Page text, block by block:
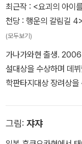
사게 된다.
베니코는 똑같이 생긴
한 낌새를 느낀다. 한 손
심이 커져 간다. 과연
가?
최근작 : <요괴의 아이
천당 : 행운의 갈림길
(모두보기)
가나가와현 출생. 2006
설대상을 수상하며 데
학판타지대상 장려상을
니다》 시리즈 등이 있다.
그림: 쟈쟈